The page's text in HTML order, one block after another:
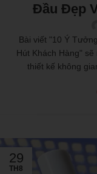
Đầu Đẹp
Bài viết "10 Ý
Hút Khách Hàng"
thiết kế không
29
TH8